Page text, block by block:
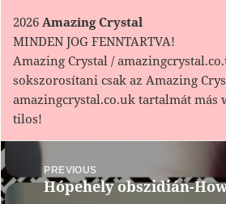
2026 Amazing Crystal
MINDEN JOG FENNTARTVA!
Amazing Crystal /
sokszorosítani csak az Amazing
amazingcrystal.co.uk tartalmát
tilos!
Bejegyzés
navigációPREVIOUS
Previous
Hópehely obszidián-